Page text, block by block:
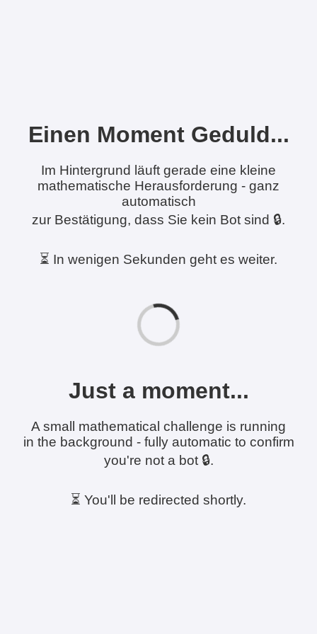
Einen Moment Geduld...
Im Hintergrund läuft gerade eine kleine
mathematische Herausforderung - ganz
automatisch
zur Bestätigung, dass Sie kein Bot sind 🔒.
⏳ In wenigen Sekunden geht es weiter.
Just a moment...
A small mathematical challenge is running
in the background - fully automatic to confirm
you're not a bot 🔒.
⏳ You'll be redirected shortly.